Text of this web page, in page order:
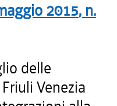
2015, n.
delle
Venezia